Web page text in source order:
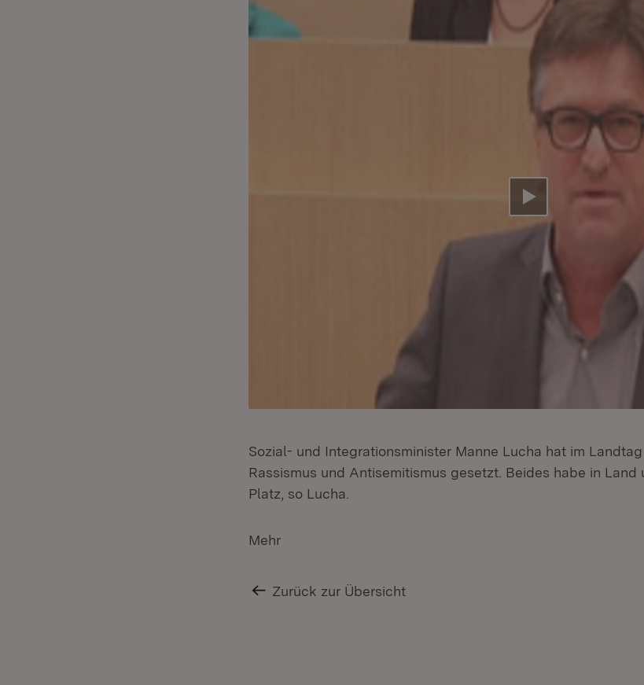
Video abspielen
Sozial- und Integrationsminister Manne Lucha hat im
Rassismus und Antisemitismus gesetzt. Beides habe in Land
Platz, so Lucha.
Mehr
Zurück zur Übersicht